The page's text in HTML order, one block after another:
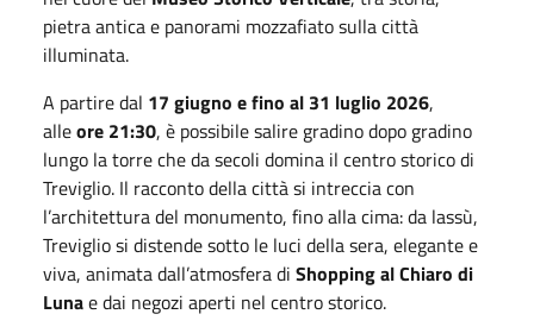
pietra antica e panorami mozzafiato sulla città
illuminata.
A partire dal 17 giugno e fino al 31 luglio 2026,
alleore 21:30, è possibile salire gradino dopo gradino
lungo la torre che da secoli domina il centro storico di
Treviglio. Il racconto della città si intreccia con
l’architettura del monumento, fino alla cima: da lassù,
Treviglio si distende sotto le luci della sera, elegante e
viva, animata dall’atmosfera di Shopping al Chiaro di
Lunae dai negozi aperti nel centro storico.